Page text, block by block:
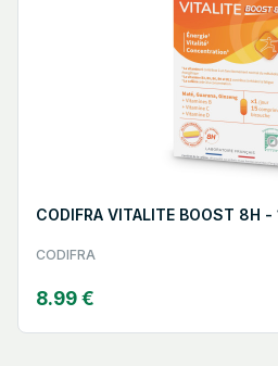
CODIFRA VITALITE BOOST 8H
CODIFRA
8.99 €